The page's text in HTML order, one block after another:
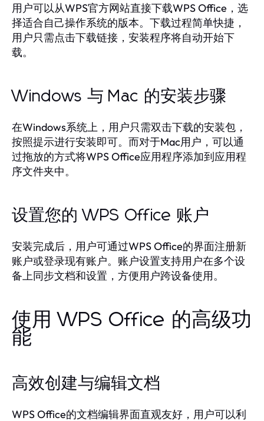
用户可以从WPS官方网站直接下载WPS Office，选
择适合自己操作系统的版本。下载过程简单快捷，
用户只需点击下载链接，安装程序将自动开始下
载。
Windows 与 Mac 的安装步骤
在Windows系统上，用户只需双击下载的安装包，
按照提示进行安装即可。而对于Mac用户，可以通
过拖放的方式将WPS Office应用程序添加到应用程
序文件夹中。
设置您的 WPS Office 账户
安装完成后，用户可通过WPS Office的界面注册新
账户或登录现有账户。账户设置支持用户在多个设
备上同步文档和设置，方便用户跨设备使用。
使用 WPS Office 的高级功
能
高效创建与编辑文档
WPS Office的文档编辑界面直观友好，用户可以利